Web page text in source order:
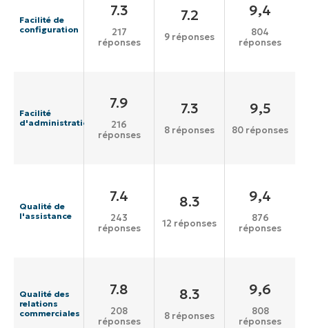
Facilité de
configuration
7.3
217
réponses
7.2
9 réponses
9,4
804
réponses
Facilité
d'administration
7.9
216
réponses
7.3
8 réponses
9,5
80 réponses
Qualité de
l'assistance
7.4
243
réponses
8.3
12 réponses
9,4
876
réponses
Qualité des
relations
commerciales
7.8
208
réponses
8.3
8 réponses
9,6
808
réponses